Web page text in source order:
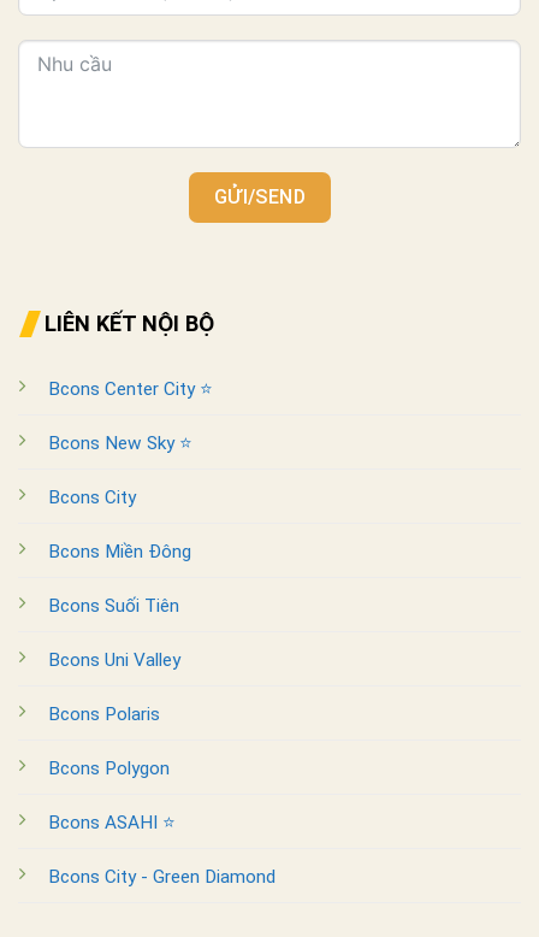
GỬI/SEND
LIÊN KẾT NỘI BỘ
Bcons Center City ⭐
Bcons New Sky ⭐
Bcons City
Bcons Miền Đông
Bcons Suối Tiên
Bcons Uni Valley
Bcons Polaris
Bcons Polygon
Bcons ASAHI ⭐
Bcons City - Green Diamond